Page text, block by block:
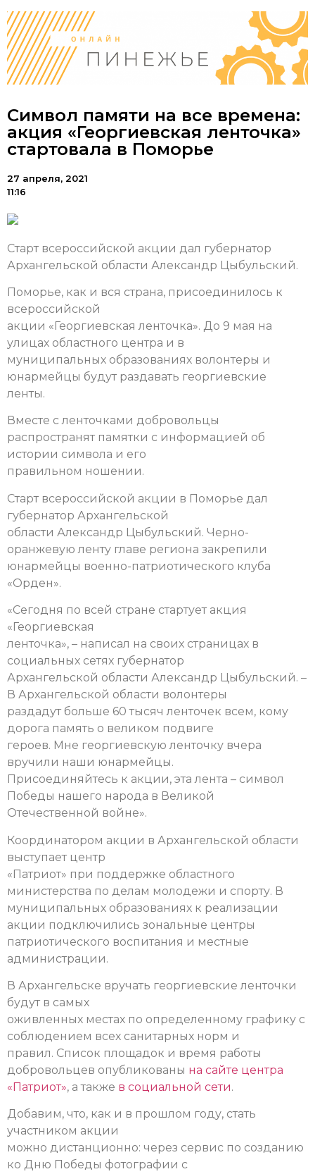
Символ памяти на все времена:
акция «Георгиевская ленточка»
стартовала в Поморье
27 апреля, 2021
11:16
Старт всероссийской акции дал губернатор
Архангельской области Александр Цыбульский.
Поморье, как и вся страна, присоединилось к
всероссийской
акции «Георгиевская ленточка». До 9 мая на
улицах областного центра и в
муниципальных образованиях волонтеры и
юнармейцы будут раздавать георгиевские
ленты.
Вместе с ленточками добровольцы
распространят памятки с информацией об
истории символа и его
правильном ношении.
Старт всероссийской акции в Поморье дал
губернатор Архангельской
области Александр Цыбульский. Черно-
оранжевую ленту главе региона закрепили
юнармейцы военно-патриотического клуба
«Орден».
«Сегодня по всей стране стартует акция
«Георгиевская
ленточка», – написал на своих страницах в
социальных сетях губернатор
Архангельской области Александр Цыбульский. –
В Архангельской области волонтеры
раздадут больше 60 тысяч ленточек всем, кому
дорога память о великом подвиге
героев. Мне георгиевскую ленточку вчера
вручили наши юнармейцы.
Присоединяйтесь к акции, эта лента – символ
Победы нашего народа в Великой
Отечественной войне».
Координатором акции в Архангельской области
выступает центр
«Патриот» при поддержке областного
министерства по делам молодежи и спорту. В
муниципальных образованиях к реализации
акции подключились зональные центры
патриотического воспитания и местные
администрации.
В Архангельске вручать георгиевские ленточки
будут в самых
оживленных местах по определенному графику с
соблюдением всех санитарных норм и
правил. Список площадок и время работы
добровольцев опубликованы на сайте центра
«Патриот», а также в социальной сети.
Добавим, что, как и в прошлом году, стать
участником акции
можно дистанционно: через сервис по созданию
ко Дню Победы фотографии с